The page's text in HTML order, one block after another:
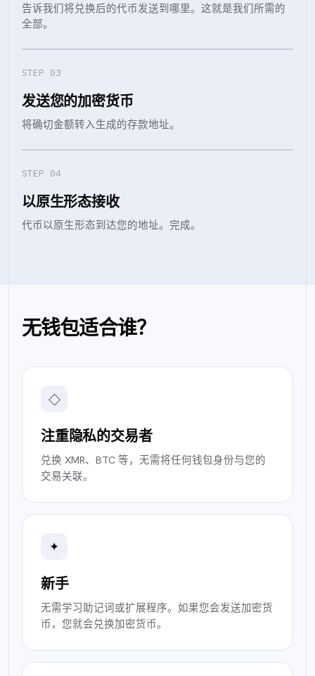
告诉我们将兑换后的代币发送到哪里。这就是我们所需的
全部。
STEP 03
发送您的加密货币
将确切金额转入生成的存款地址。
STEP 04
以原生形态接收
代币以原生形态到达您的地址。完成。
无钱包适合谁？
◇
注重隐私的交易者
兑换 XMR、BTC 等，无需将任何钱包身份与您的
交易关联。
✦
新手
无需学习助记词或扩展程序。如果您会发送加密货
币，您就会兑换加密货币。